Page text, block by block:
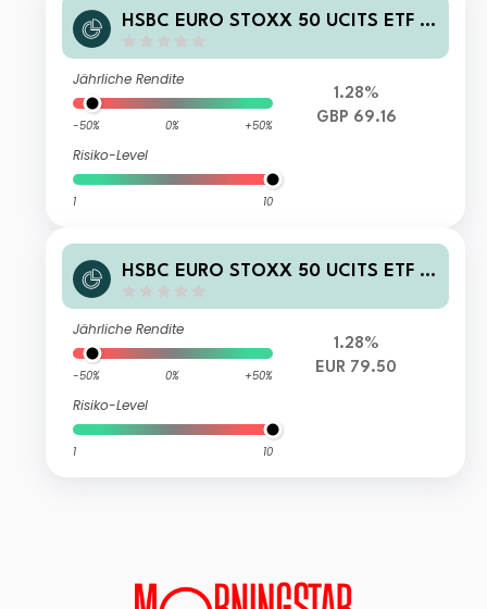
HSBC EURO STOXX 50 UCITS ETF G
Jährliche Rendite
-50% 0% +50%
Risiko-Level
1 10
1.28%
GBP 69.16
HSBC EURO STOXX 50 UCITS ETF E
Jährliche Rendite
-50% 0% +50%
Risiko-Level
1 10
1.28%
EUR 79.50